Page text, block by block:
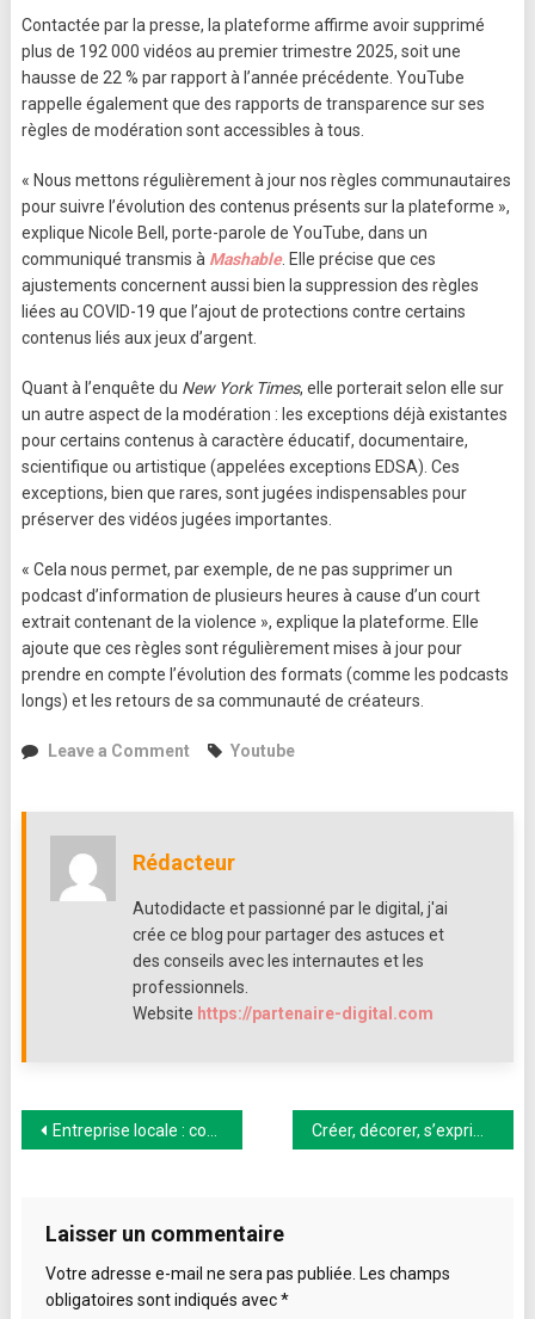
Contactée par la presse, la plateforme affirme avoir supprimé
plus de 192 000 vidéos au premier trimestre 2025, soit une
hausse de 22 % par rapport à l’année précédente. YouTube
rappelle également que des rapports de transparence sur ses
règles de modération sont accessibles à tous.
« Nous mettons régulièrement à jour nos règles communautaires
pour suivre l’évolution des contenus présents sur la plateforme »,
explique Nicole Bell, porte-parole de YouTube, dans un
communiqué transmis à Mashable. Elle précise que ces
ajustements concernent aussi bien la suppression des règles
liées au COVID-19 que l’ajout de protections contre certains
contenus liés aux jeux d’argent.
Quant à l’enquête du New York Times, elle porterait selon elle sur
un autre aspect de la modération : les exceptions déjà existantes
pour certains contenus à caractère éducatif, documentaire,
scientifique ou artistique (appelées exceptions EDSA). Ces
exceptions, bien que rares, sont jugées indispensables pour
préserver des vidéos jugées importantes.
« Cela nous permet, par exemple, de ne pas supprimer un
podcast d’information de plusieurs heures à cause d’un court
extrait contenant de la violence », explique la plateforme. Elle
ajoute que ces règles sont régulièrement mises à jour pour
prendre en compte l’évolution des formats (comme les podcasts
longs) et les retours de sa communauté de créateurs.
Leave a Commenton
ses
de
modération
de
contenu
Youtube
Rédacteur
Autodidacte et passionné par le digital, j'ai
crée ce blog pour partager des astuces et
des conseils avec les internautes et les
professionnels.
Website https://partenaire-digital.com
Navigation
l’article
Entreprise locale : comment être visible sur Google ?
Laisser un commentaire
Votre adresse e-mail ne sera pas publiée. Les champs
obligatoires sont indiqués avec*